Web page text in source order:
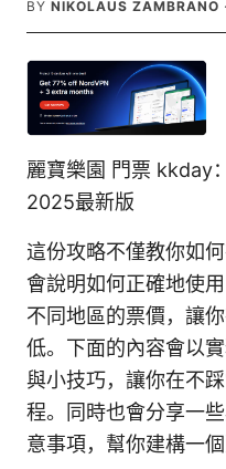
BY NIKOLAUS ZAMBRANO ·
麗寶樂園 門票 kkday
2025最新版
這份攻略不僅教你如
會說明如何正確地使
不同地區的票價，讓
低。下面的內容會以
與小技巧，讓你在不
程。同時也會分享一
意事項，幫你建構一